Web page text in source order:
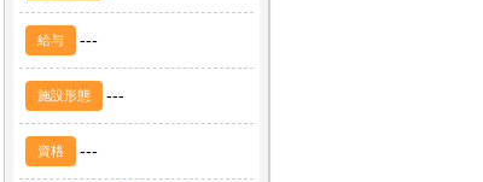
給与 ---
施設形態 ---
資格 ---
o
o
k